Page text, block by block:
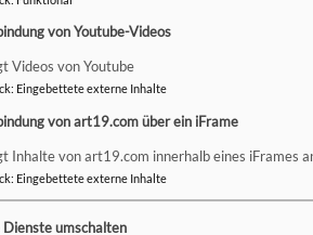
von Youtube-Videos
Videos von Youtube
: Eingebettete externe Inhalte
von art19.com über ein iFrame
Inhalte von art19.com innerhalb eines iFrames
: Eingebettete externe Inhalte
Dienste umschalten